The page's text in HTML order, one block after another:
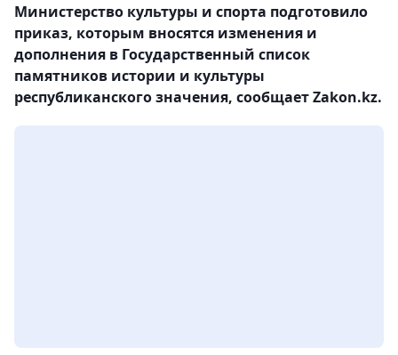
Министерство культуры и спорта подготовило
приказ, которым вносятся изменения и
дополнения в Государственный список
памятников истории и культуры
республиканского значения, сообщает Zakon.kz.